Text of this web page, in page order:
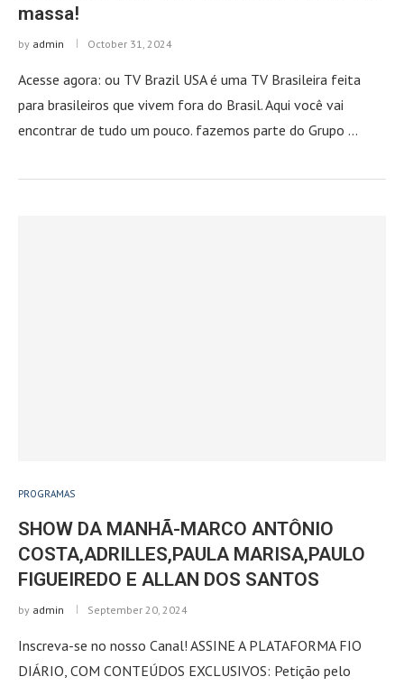
massa!
by admin October 31, 2024
Acesse agora: ou TV Brazil USA é uma TV Brasileira feita
para brasileiros que vivem fora do Brasil. Aqui você vai
encontrar de tudo um pouco. fazemos parte do Grupo …
PROGRAMAS
SHOW DA MANHÃ-MARCO ANTÔNIO
COSTA,ADRILLES,PAULA MARISA,PAULO
FIGUEIREDO E ALLAN DOS SANTOS
by admin September 20, 2024
Inscreva-se no nosso Canal! ASSINE A PLATAFORMA FIO
DIÁRIO, COM CONTEÚDOS EXCLUSIVOS: Petição pelo